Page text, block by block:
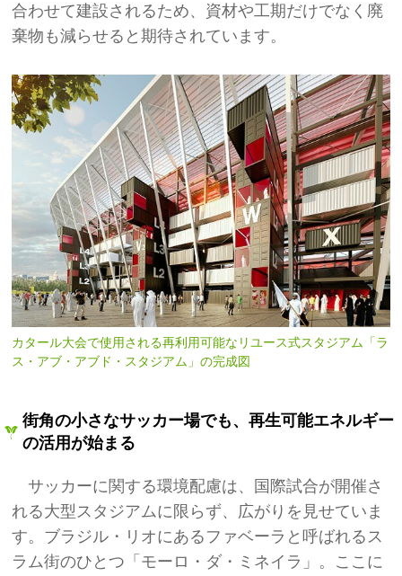
合わせて建設されるため、資材や工期だけでなく廃
棄物も減らせると期待されています。
カタール大会で使用される再利用可能なリユース式スタジアム「ラ
ス・アブ・アブド・スタジアム」の完成図
街角の小さなサッカー場でも、再生可能エネルギー
の活用が始まる
サッカーに関する環境配慮は、国際試合が開催さ
れる大型スタジアムに限らず、広がりを見せていま
す。ブラジル・リオにあるファベーラと呼ばれるス
ラム街のひとつ「モーロ・ダ・ミネイラ」。ここに